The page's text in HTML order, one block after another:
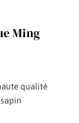
Ming
qualité